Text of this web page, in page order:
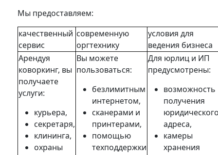
Мы предоставляем:
качественный
сервис
современную
оргтехнику
условия для
ведения бизнеса
Арендуя
коворкинг, вы
получаете
услуги:
курьера,
секретаря,
клининга,
охраны
Вы можете
пользоваться:
безлимитным
интернетом,
сканерами и
принтерами,
помощью
техподдержки
Для юрлиц и ИП
предусмотрены:
возможность
получения
адреса,
камеры
хранения